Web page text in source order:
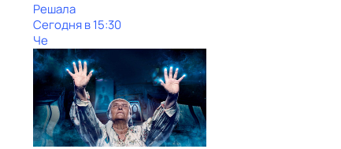
Решала
Сегодня в 15:30
Че